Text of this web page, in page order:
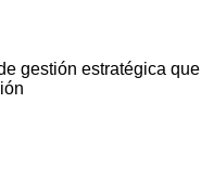
gestión estratégica